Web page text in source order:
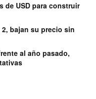
de USD para construir
bajan su precio sin
al año pasado,